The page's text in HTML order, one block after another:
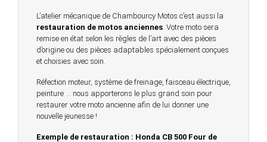
L’atelier mécanique de Chambourcy Motos c’est aussi la
restauration de motos anciennes . Votre moto sera
remise en état selon les règles de l’art avec des pièces
d’origine ou des pièces adaptables spécialement conçues
et choisies avec soin.
Réfection moteur, système de freinage, faisceau électrique,
peinture … nous apporterons le plus grand soin pour
restaurer votre moto ancienne afin de lui donner une
nouvelle jeunesse !
Exemple de restauration : Honda CB 500 Four de